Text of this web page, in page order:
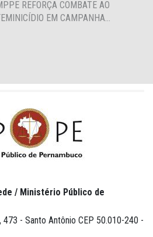
REFORÇA COMBATE AO
EM CAMPANHA
/ Ministério Público de
- Santo Antônio CEP 50.010-240 -